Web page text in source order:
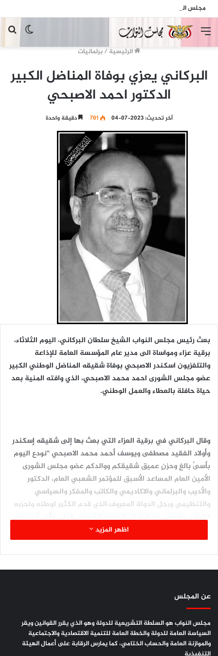
الوضع
المظلم
القائمة
الرئيسية/برلمانيات
البركاني يعزي بوفاة المناضل الكبير
الدكتور احمد الاصبحي
آخر تحديث: 2023-07-04 701 دقيقة واحدة
بعث رئيس مجلس النواب الشيخ سلطان البركاني، اليوم الثلاثاء،
برقية عزاء ومواساة الى مدير عام المؤسسة العامة للإذاعة
والتلفزيون اسكندر الاصبحي بوفاة شقيقه المناضل الوطني الكبير
عضو مجلس الشورى احمد محمد الاصبحي، الذي وافته المنية بعد
حياة حافلة بالعطاء والعمل الوطني.
وقال البركاني في برقية العزاء التي بعث بها إلى شقيقه إسكندر
وأولاد الفقيد مصطفى ويوسف أحمد محمد الاصبحي “نودع اليوم
بأسىً بالغٍ وحزنٍ عميق شقيقكم ووالدكم عضو مجلس الشورى
الأمين العام المساعد الأسبق للمؤتمر الشعبي العام، الدكتور
والأديب والبرلماني والاكاديمي والكاتب والمفكر والسياسي
والتنظيمي ورجل الدولة المعروف،الذي قدم الكثير لوطنه ولحزبه
كقيادي مؤسس من قيادات المؤتمر الشعبي العام، وأول أمين سر
للجنة الدائمة للمؤتمر ، الدكتور أحمد محمد الأصبحي، بعد حياة
حافلة بالعطاء والعمل الوطني والإنساني والطبي”
واضاف : لقد مثل رحيل الدكتور الاصبحي خسارة كبيرة لليمن
وللمؤتمر والعمل الوطني والديموقراطي في ظروف تتسم بالعنف
والصراع، وتراجع في القيم التي آمن بها فقيدنا، فهو جمهوري
النزعة وحدوي الإرادة، وطني المنهج، سيذكره رفاق النضال الوطني،
والعمل التنموي والتنظيمي، كعلم من أعلام اليمن.
اظهر المزيد
عن المجلس
مجلس النواب هو السلطة التشريعية للدولة وهو الذي يقرر القوانين ويقر
السياسة العامة للدولة والخطة العامة للتنمية الاقتصادية والاجتماعية
والموازنة العامة والحساب الختامي، كما يمارس الرقابة على أعمال الهيئة